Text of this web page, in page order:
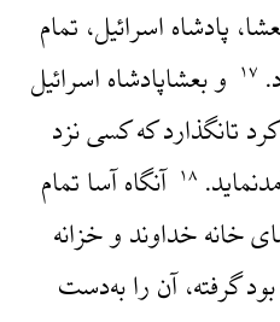
پادشاه اسرائیل، تمام
۱۷ و بعشاپادشاه اسرائیل
تانگذارد که کسی نزد
۱۸ آنگاه آسا تمام
خانه خداوند و خزانه
گرفته، آن را به‌دست